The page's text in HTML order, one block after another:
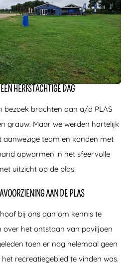
HERFSTACHTIGE DAG
bezoek brachten aan a/d PLAS
grauw. Maar we werden hartelijk
team en konden met
opwarmen in het sfeervolle
uitzicht op de plas.
AAN DE PLAS
bij ons aan om kennis te
over het ontstaan van paviljoen
toen er nog helemaal geen
recreatiegebied te vinden was.